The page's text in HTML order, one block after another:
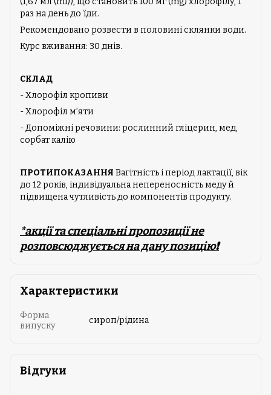
раз на день до їди.
Рекомендовано розвести в половині склянки води.
Курс вживання: 30 днів.
СКЛАД
- Хлорофіл кропиви
- Хлорофіл м’яти
- Допоміжні речовини: рослинний гліцерин, мед,
сорбат калію
ПРОТИПОКАЗАННЯ Вагітність і період лактації, вік
до 12 років, індивідуальна непереносність меду й
підвищена чутливість до компонентів продукту.
*акції та спеціальні пропозиції не
розповсюджується на дану позицію❗️
Характеристики
Форма
випуску
сироп/рідина
Відгуки